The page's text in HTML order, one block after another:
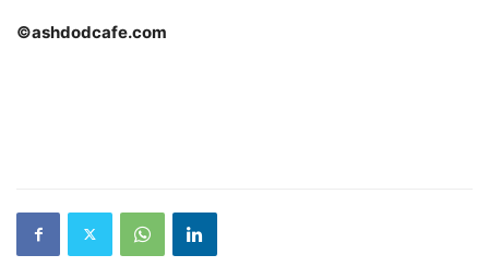
©ashdodcafe.com